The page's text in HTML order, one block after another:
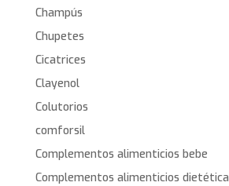
Champús
Chupetes
Cicatrices
Clayenol
Colutorios
comforsil
Complementos alimenticios bebe
Complementos alimenticios dietética